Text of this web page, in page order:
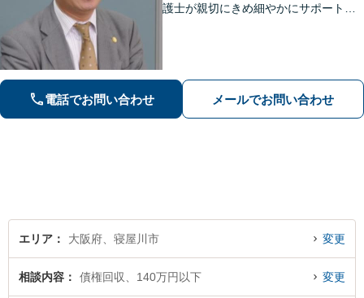
護士が親切にきめ細やかにサポートし
料（一部除く）】【夜間・休日の相談
電話でお問い合わせ メールでお問い合わせ
エリア 大阪府、寝屋川市 変更
相談内容 債権回収、140万円以下 変更